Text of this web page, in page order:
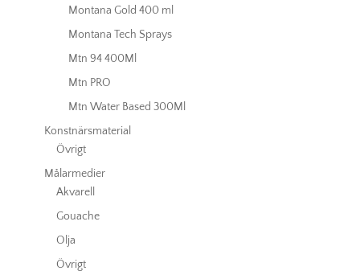
Montana Gold 400 ml
Montana Tech Sprays
Mtn 94 400Ml
Mtn PRO
Mtn Water Based 300Ml
Konstnärsmaterial
Övrigt
Målarmedier
Akvarell
Gouache
Olja
Övrigt